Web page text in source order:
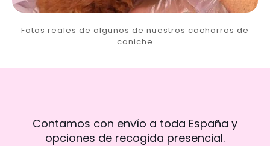
Fotos reales de algunos de nuestros cachorros de
caniche
Contamos con envío a toda España y
opciones de recogida presencial.